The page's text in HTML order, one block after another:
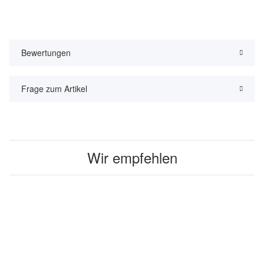
Bewertungen
Frage zum Artikel
Wir empfehlen